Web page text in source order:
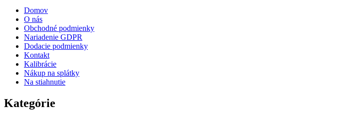
Domov
O nás
Obchodné podmienky
Nariadenie GDPR
Dodacie podmienky
Kontakt
Kalibrácie
Nákup na splátky
Na stiahnutie
Kategórie